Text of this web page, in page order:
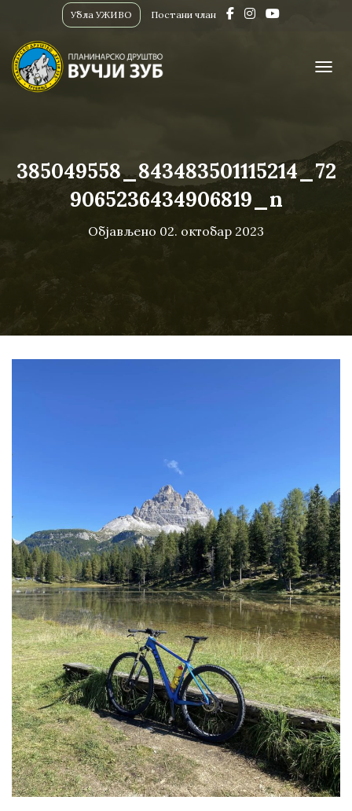
Убла УЖИВО Постани члан
385049558_843483501115214_72
9065236434906819_n
Објављено 02. октобар 2023